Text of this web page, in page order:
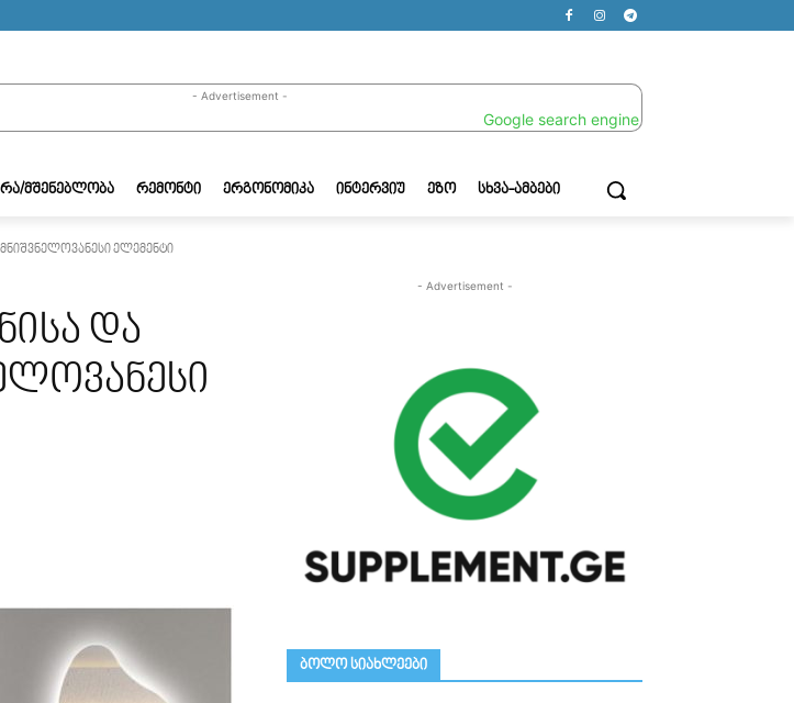
- Advertisement -
ᲛᲨᲔᲜᲔᲑᲚᲝᲑᲐ ᲠᲔᲛᲝᲜᲢᲘ ᲔᲠᲒᲝᲜᲝᲛᲘᲙᲐ ᲘᲜᲢᲔᲠᲕᲘᲣ ᲔᲖᲝ ᲡᲮᲕᲐ-ᲐᲛᲑᲔᲑᲘ
ელემენტი
და
- Advertisement -
ᲑᲝᲚᲝ ᲡᲘᲐᲮᲚᲔᲔᲑᲘ